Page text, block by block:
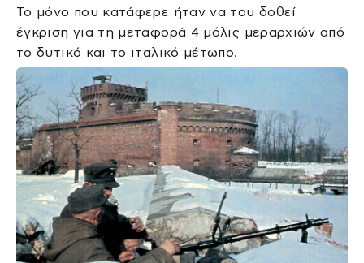
Το μόνο που κατάφερε ήταν να του δοθεί
έγκριση για τη μεταφορά 4 μόλις μεραρχιών από
το δυτικό και το ιταλικό μέτωπο.